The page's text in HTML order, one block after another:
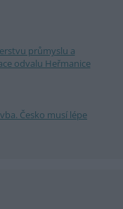
průmyslu a
odvalu Heřmanice
Česko musí lépe